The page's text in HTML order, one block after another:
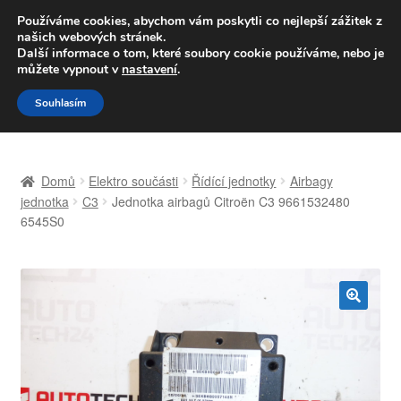
DOPRAVA od 139,-Kč
Volejte po-pá 9-16 704 494 494
Přeskočit
na
navigaci
Přejít
k
obsahu
Celosvětová doprava
Košík
Můj účet
Domů Elektro součásti Řídící jednotky
Airbagy
jednotka
C3
Jednotka airbagů Citroën C3 9661532480
6545S0
Používáme cookies, abychom vám poskytli co nejlepší zážitek z
našich webových stránek.
Další informace o tom, které soubory cookie používáme, nebo je
můžete vypnout v nastavení.
Souhlasím